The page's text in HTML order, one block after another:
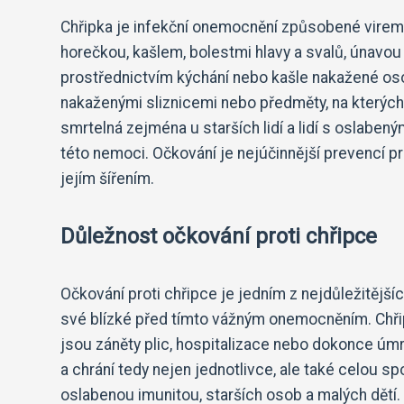
Chřipka je infekční onemocnění způsobené
horečkou, kašlem, bolestmi hlavy a svalů,
prostřednictvím kýchání nebo kašle nakažené
nakaženými sliznicemi nebo předměty, na
smrtelná zejména u starších lidí a lidí s
této nemoci. Očkování je nejúčinnější prevencí
jejím šířením.
Důležnost očkování proti chřipce
Očkování proti chřipce je jedním z
své blízké před tímto vážným onemocněním.
jsou záněty plic, hospitalizace nebo dokonce
a chrání tedy nejen jednotlivce, ale také celou
oslabenou imunitou, starších osob a malých